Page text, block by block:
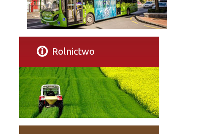
Rolnictwo